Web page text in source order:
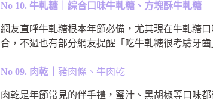
No 10. 牛軋糖｜綜合口味牛軋糖、方塊酥牛軋糖
網友直呼牛軋糖根本年節必備，尤其現在牛軋糖
合，不過也有部分網友提醒「吃牛軋糖很考驗牙
No 09. 肉乾｜ 豬肉條、牛肉乾
肉乾是年節常見的伴手禮，蜜汁、黑胡椒等口味